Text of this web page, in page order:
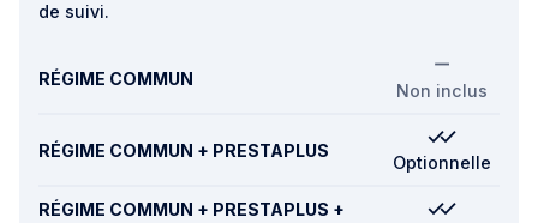
de suivi.
RÉGIME COMMUN
Non inclus
RÉGIME COMMUN + PRESTAPLUS
Optionnelle
RÉGIME COMMUN + PRESTAPLUS +